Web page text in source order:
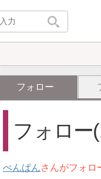
フォロー
フォロー
ぺんぱんさんがフォロ